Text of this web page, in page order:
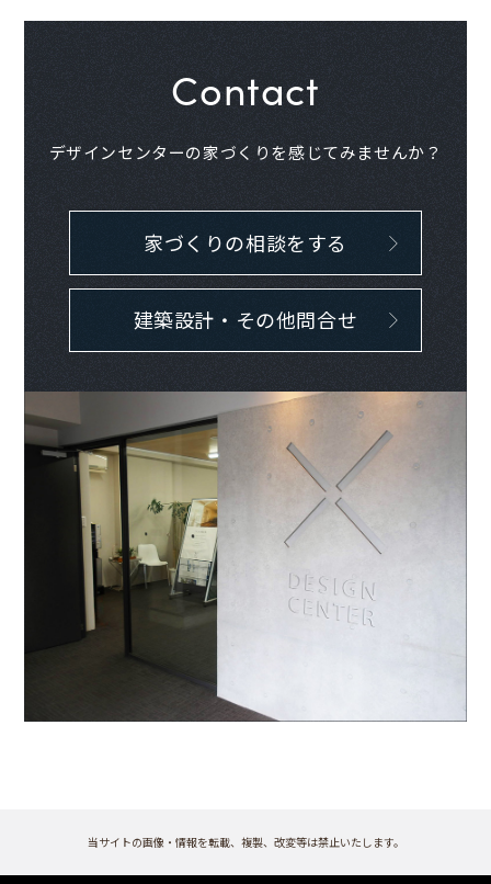
Contact
デザインセンターの家づくりを感じてみませんか？
家づくりの相談をする
建築設計・その他問合せ
当サイトの画像・情報を転載、複製、改変等は禁止いたします。